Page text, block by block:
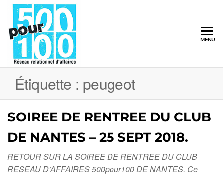
MENU
Étiquette : peugeot
SOIREE DE RENTREE DU CLUB
DE NANTES – 25 SEPT 2018.
RETOUR SUR LA SOIREE DE RENTREE DU CLUB
RESEAU D’AFFAIRES 500pour100 DE NANTES. Ce